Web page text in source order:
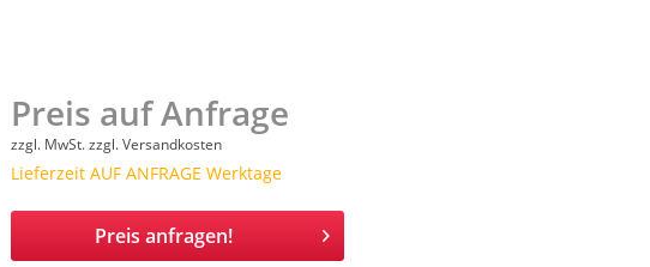
Preis auf Anfrage
zzgl. MwSt.zzgl. Versandkosten
Lieferzeit AUF ANFRAGE Werktage
Preis anfragen!